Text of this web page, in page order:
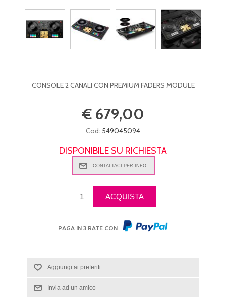
CONSOLE 2 CANALI CON PREMIUM FADERS MODULE
€ 679,00
Cod: 549045094
DISPONIBILE SU RICHIESTA
PAGA IN 3 RATE CON